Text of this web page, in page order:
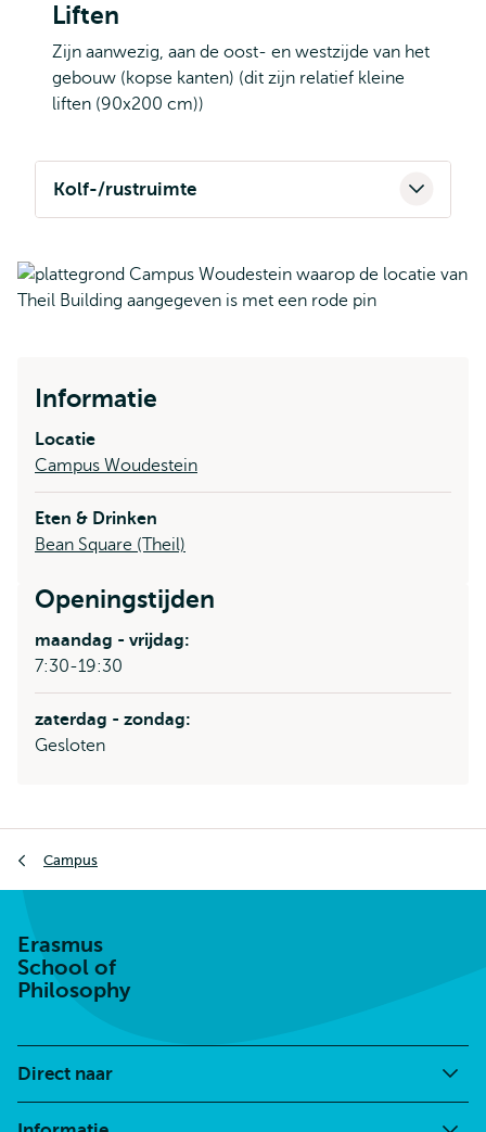
Liften
Zijn aanwezig, aan de oost- en westzijde van het
gebouw (kopse kanten) (dit zijn relatief kleine
liften (90x200 cm))
Kolf-/rustruimte
Informatie
Locatie
Campus Woudestein
Eten & Drinken
Bean Square (Theil)
Openingstijden
maandag - vrijdag:
7:30-19:30
zaterdag - zondag:
Gesloten
Campus
Erasmus
School of
Philosophy
Direct naar